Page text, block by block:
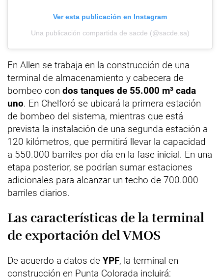
Ver esta publicación en Instagram
Una publicación compartida de sacde (@sacde.sa)
En Allen se trabaja en la construcción de una
terminal de almacenamiento y cabecera de
bombeo con dos tanques de 55.000 m³ cada
uno. En Chelforó se ubicará la primera estación
de bombeo del sistema, mientras que está
prevista la instalación de una segunda estación a
120 kilómetros, que permitirá llevar la capacidad
a 550.000 barriles por día en la fase inicial. En una
etapa posterior, se podrían sumar estaciones
adicionales para alcanzar un techo de 700.000
barriles diarios.
Las características de la terminal
de exportación del VMOS
De acuerdo a datos de YPF, la terminal en
construcción en Punta Colorada incluirá: